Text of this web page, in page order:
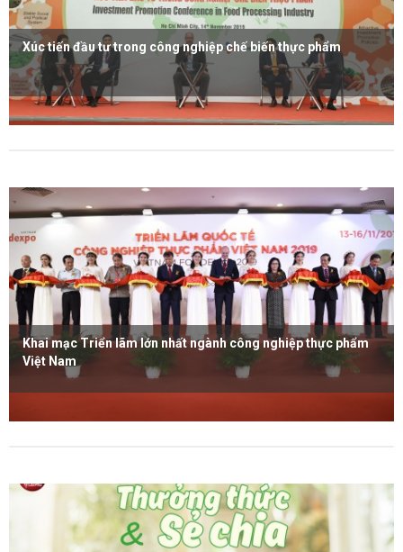
Xúc tiến đầu tư trong công nghiệp chế biến thực phẩm
Xem thêm
Khai mạc Triển lãm lớn nhất ngành công nghiệp thực phẩm
Việt Nam